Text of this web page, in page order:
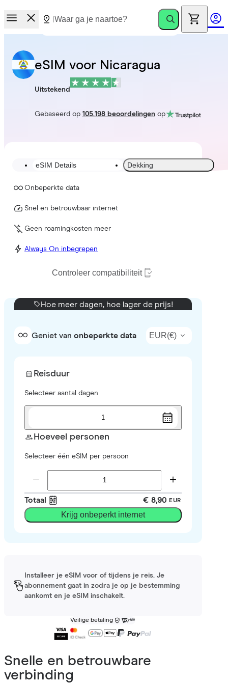
eSIM voor Nicaragua
Uitstekend
Gebaseerd op 105.198 beoordelingen op
eSIM Details Dekking
Onbeperkte data
Snel en betrouwbaar internet
Geen roamingkosten meer
Always On inbegrepen
Controleer compatibiliteit
Hoe meer dagen, hoe lager de prijs!
Geniet van onbeperkte data EUR(€)
Reisduur
Selecteer aantal dagen
1
Hoeveel personen
Selecteer één eSIM per persoon
Totaal € 8,90 EUR
Krijg onbeperkt internet
Installeer je eSIM voor of tijdens je reis. Je
abonnement gaat in zodra je op je bestemming
aankomt en je eSIM inschakelt.
Veilige betaling
Snelle en betrouwbare
verbinding